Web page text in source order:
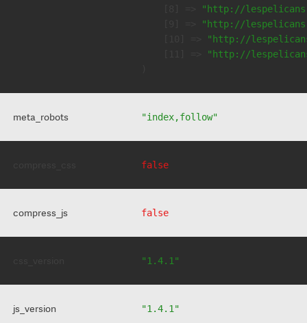
"http://
"http://
"http://
"http://
meta_robots "index,follow"
false
compress_js false
"1.4.1"
js_version "1.4.1"